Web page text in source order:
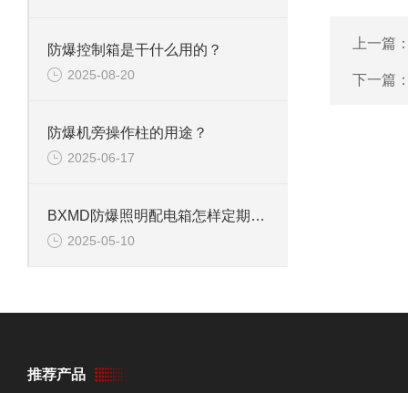
防爆控制箱是干什么用的？
2025-08-20
防爆机旁操作柱的用途？
2025-06-17
BXMD防爆照明配电箱怎样定期维护保养？
2025-05-10
上一篇
下一篇
推荐产品